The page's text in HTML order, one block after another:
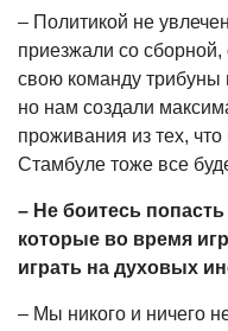
– Политикой не
приезжали со
свою команду трибуны
но нам создали
проживания из тех,
Стамбуле тоже все
– Не боитесь
которые во время
играть на духовых
– Мы никого и ничего